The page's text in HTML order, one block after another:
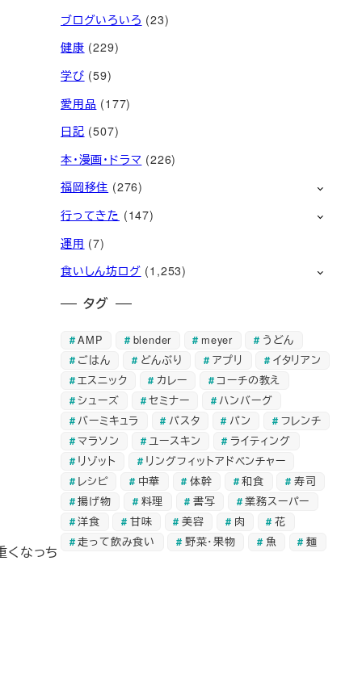
くなっち
ブログいろいろ (23)
健康 (229)
学び (59)
愛用品 (177)
日記 (507)
本・漫画・ドラマ (226)
福岡移住 (276)
行ってきた (147)
運用 (7)
食いしん坊ログ (1,253)
タグ
AMP blender meyer
うどん
ごはん
どんぶり アプリ
イタリアン
エスニック
カレー
コーチの教え
シューズ
セミナー
ハンバーグ
バーミキュラ
パスタ パン
フレンチ
マラソン
ユースキン
ライティング
リゾット
リングフィットアドベンチャー
レシピ
中華 体幹 和食
寿司
揚げ物
料理 書写
業務スーパー
洋食
甘味 美容 肉
花
走って飲み食い
野菜・果物 魚 麺